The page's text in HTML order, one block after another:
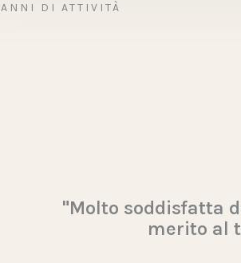
ANNI DI ATTIVITÀ
"Molto soddisfatta
merito al